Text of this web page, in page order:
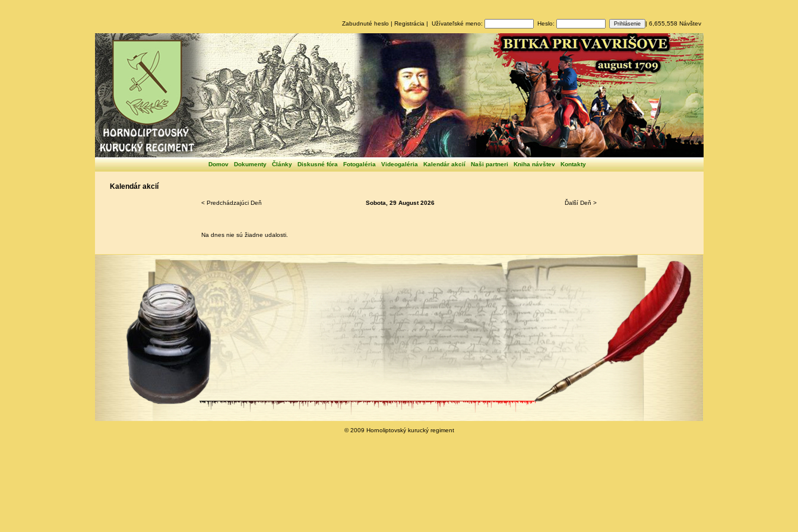
Zabudnuté heslo| Registrácia | Užívateľské meno: Heslo: | 6,655,558 Návštev
Domov Dokumenty Články Diskusné fóra Fotogaléria Videogaléria Kalendár akcií Naši partneri Kniha návštev Kontakty
Kalendár akcií
< Predchádzajúci Deň Sobota, 29 August 2026 Ďalší Deň >
Na dnes nie sú žiadne udalosti.
© 2009 Hornoliptovský kurucký regiment